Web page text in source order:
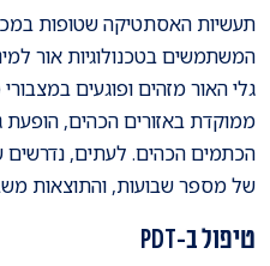
המשתמשים בטכנולוגיות אור
גלי האור מזהים ופוגעים
ממוקדת באזורים הכהים, הופעת
הכתמים הכהים. לעתים, נדרשים
של מספר שבועות, והתוצאות
טיפול ב-PDT